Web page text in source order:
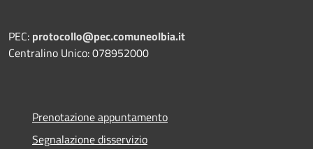
PEC: protocollo@pec.comuneolbia.it
Centralino Unico: 078952000
Prenotazione appuntamento
Segnalazione disservizio